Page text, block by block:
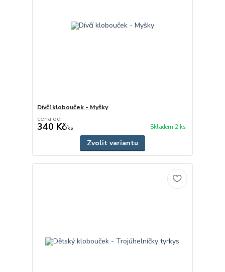
Dívčí klobouček - Myšky
cena od
340 Kč/ks Skladem 2 ks
Zvolit variantu